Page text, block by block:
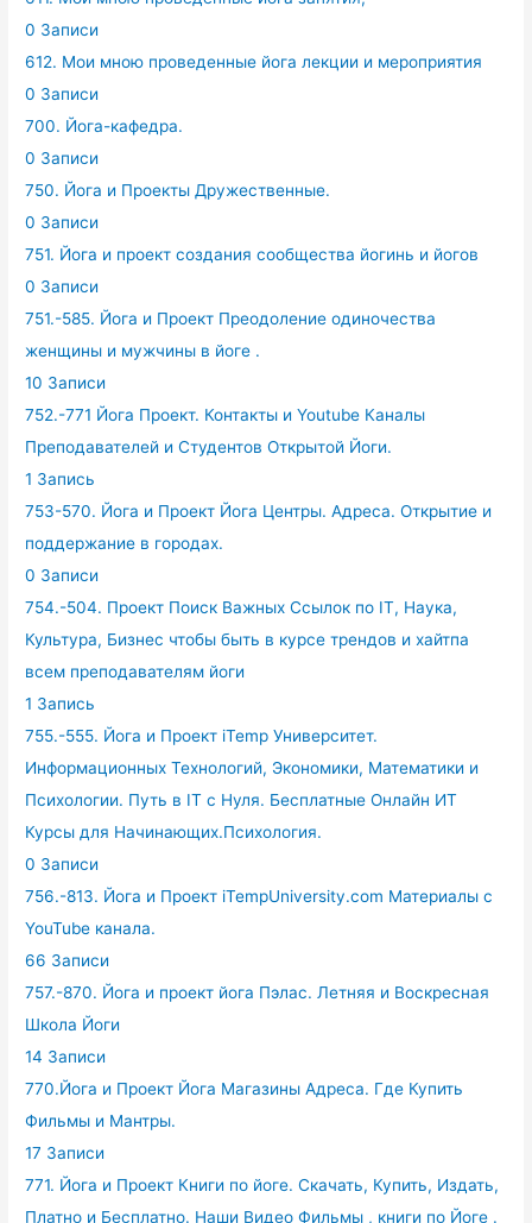
0 Записи
612. Мои мною проведенные йога лекции и мероприятия
0 Записи
700. Йога-кафедра.
0 Записи
750. Йога и Проекты Дружественные.
0 Записи
751. Йога и проект создания сообщества йогинь и йогов
0 Записи
751.-585. Йога и Проект Преодоление одиночества
женщины и мужчины в йоге .
10 Записи
752.-771 Йога Проект. Контакты и Youtube Каналы
Преподавателей и Студентов Открытой Йоги.
1 Запись
753-570. Йога и Проект Йога Центры. Адреса. Открытие и
поддержание в городах.
0 Записи
754.-504. Проект Поиск Важных Ссылок по IT, Наука,
Культура, Бизнес чтобы быть в курсе трендов и хайтпа
всем преподавателям йоги
1 Запись
755.-555. Йога и Проект iTemp Университет.
Информационных Технологий, Экономики, Математики и
Психологии. Путь в IT с Нуля. Бесплатные Онлайн ИТ
Курсы для Начинающих.Психология.
0 Записи
756.-813. Йога и Проект iTempUniversity.com Материалы с
YouTube канала.
66 Записи
757.-870. Йога и проект йога Пэлас. Летняя и Воскресная
Школа Йоги
14 Записи
770.Йога и Проект Йога Магазины Адреса. Где Купить
Фильмы и Мантры.
17 Записи
771. Йога и Проект Книги по йоге. Скачать, Купить, Издать,
Платно и Бесплатно. Наши Видео Фильмы , книги по Йоге .